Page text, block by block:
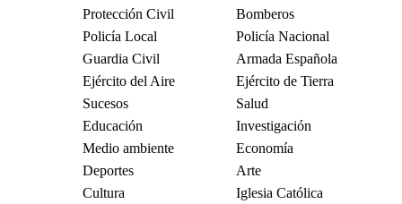
Protección Civil
Bomberos
Policía Local
Policía Nacional
Guardia Civil
Armada Española
Ejército del Aire
Ejército de Tierra
Sucesos
Salud
Educación
Investigación
Medio ambiente
Economía
Deportes
Arte
Cultura
Iglesia Católica